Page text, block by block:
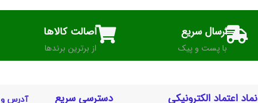
ارسال سریع
با پست و پیک
اصالت کالاها
از برترین برندها
نماد اعتماد الکترونیکی دسترسی سریع آدرس و